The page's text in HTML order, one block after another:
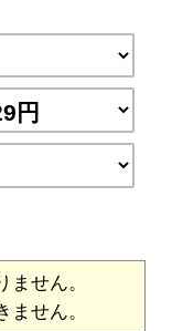
せん。
せん。